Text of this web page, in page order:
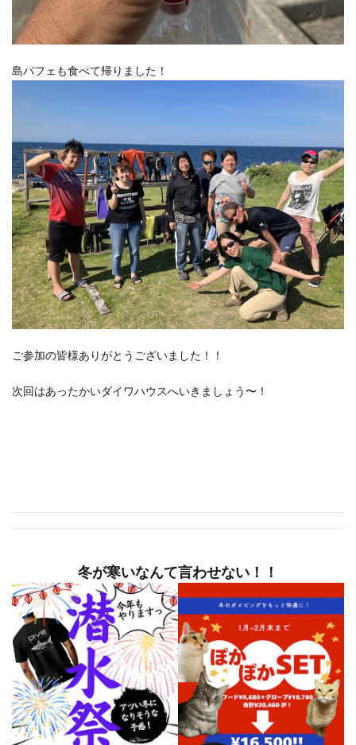
島パフェも食べて帰りました！
ご参加の皆様ありがとうございました！！
次回はあったかいダイワハウスへいきましょう〜！
冬が寒いなんて言わせない！！